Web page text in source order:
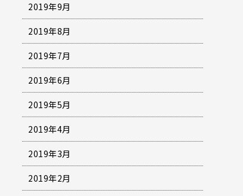
2019年9月
2019年8月
2019年7月
2019年6月
2019年5月
2019年4月
2019年3月
2019年2月